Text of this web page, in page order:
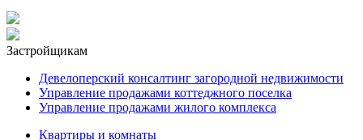
Застройщикам
Девелоперский консалтинг загородной недвижимости
Управление продажами коттеджного поселка
Управление продажами жилого комплекса
Квартиры и комнаты